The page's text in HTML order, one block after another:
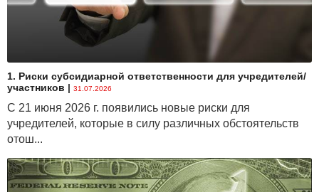
1. Риски субсидиарной ответственности для учредителей/
участников | 31.07.2026
С 21 июня 2026 г. появились новые риски для
учредителей, которые в силу различных обстоятельств
отош...